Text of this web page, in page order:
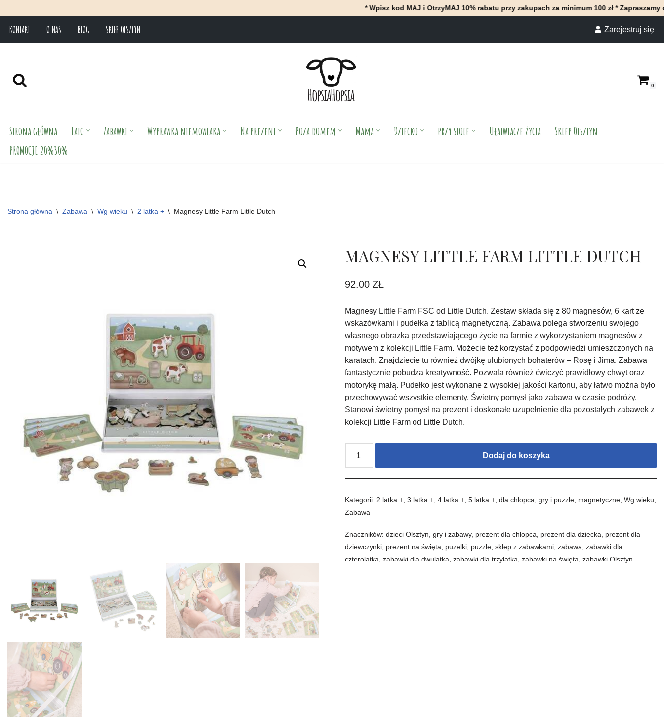
* Wpisz kod MAJ i OtrzyMAJ 10% rabatu przy zakupach za minimum 100 zł * Zapraszamy do
Przejdź
KONTAKT O NAS BLOG SKLEP OLSZTYN Zarejestruj się
0
Strona główna Lato Zabawki Wyprawka niemowlaka Na prezent Poza domem Mama Dziecko przy stole Ułatwiacze życia
Sklep Olsztyn
PROMOCJE 20%30%
Strona główna \ Zabawa \ Wg wieku \ 2 latka + \ Magnesy Little Farm Little Dutch
MAGNESY LITTLE FARM LITTLE DUTCH
92.00ZŁ
Magnesy Little Farm FSC od Little Dutch. Zestaw składa się z 80 magnesów, 6 kart ze
wskazówkami i pudełka z tablicą magnetyczną. Zabawa polega stworzeniu swojego
własnego obrazka przedstawiającego życie na farmie z wykorzystaniem magnesów z
motywem z kolekcji Little Farm. Możecie też korzystać z podpowiedzi umieszczonych na
karatach. Znajdziecie tu również dwójkę ulubionych bohaterów – Rosę i Jima. Zabawa
fantastycznie pobudza kreatywność. Pozwala również ćwiczyć prawidłowy chwyt oraz
motorykę małą. Pudełko jest wykonane z wysokiej jakości kartonu, aby łatwo można było
przechowywać wszystkie elementy. Świetny pomysł jako zabawa w czasie podróży.
Stanowi świetny pomysł na prezent i doskonałe uzupełnienie dla pozostałych zabawek z
kolekcji Little Farm od Little Dutch.
Dodaj do koszyka
Kategorii: 2 latka + ,3 latka + ,4 latka + ,5 latka + ,dla chłopca ,gry i puzzle magnetyczne ,Wg wieku
Zabawa
Znaczników:dzieci Olsztyn ,gry i zabawy, prezent dla chłopca prezent dla dziecka
prezent dla
dziewczynki prezent na święta puzelki puzzle ,sklep z zabawkami ,zabawa ,zabawki dla
czterolatka ,zabawki dla dwulatka ,zabawki dla trzylatka ,zabawki na święta ,zabawki Olsztyn